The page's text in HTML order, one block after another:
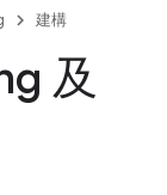
建構
及